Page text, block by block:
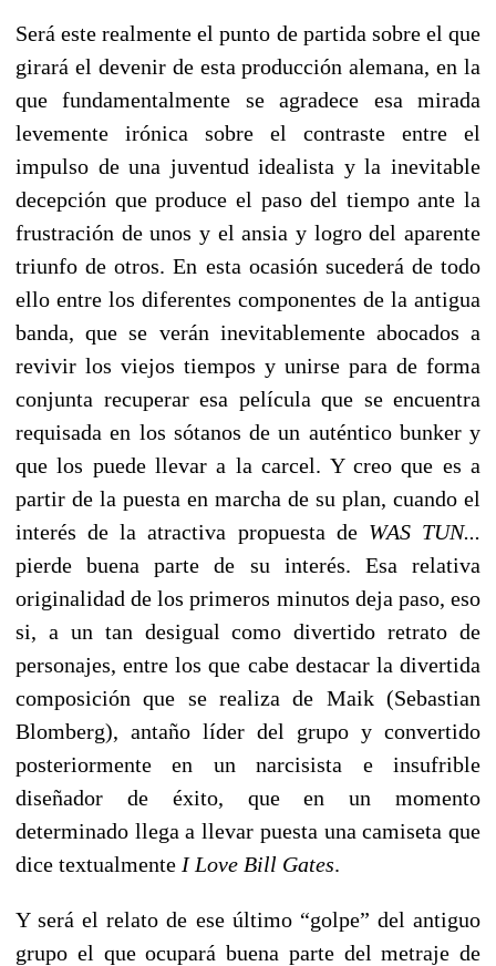
Será este realmente el punto de partida sobre el que
girará el devenir de esta producción alemana, en la
que fundamentalmente se agradece esa mirada
levemente irónica sobre el contraste entre el
impulso de una juventud idealista y la inevitable
decepción que produce el paso del tiempo ante la
frustración de unos y el ansia y logro del aparente
triunfo de otros. En esta ocasión sucederá de todo
ello entre los diferentes componentes de la antigua
banda, que se verán inevitablemente abocados a
revivir los viejos tiempos y unirse para de forma
conjunta recuperar esa película que se encuentra
requisada en los sótanos de un auténtico bunker y
que los puede llevar a la carcel. Y creo que es a
partir de la puesta en marcha de su plan, cuando el
interés de la atractiva propuesta de WAS TUN...
pierde buena parte de su interés. Esa relativa
originalidad de los primeros minutos deja paso, eso
si, a un tan desigual como divertido retrato de
personajes, entre los que cabe destacar la divertida
composición que se realiza de Maik (Sebastian
Blomberg), antaño líder del grupo y convertido
posteriormente en un narcisista e insufrible
diseñador de éxito, que en un momento
determinado llega a llevar puesta una camiseta que
dice textualmente I Love Bill Gates.
Y será el relato de ese último “golpe” del antiguo
grupo el que ocupará buena parte del metraje de